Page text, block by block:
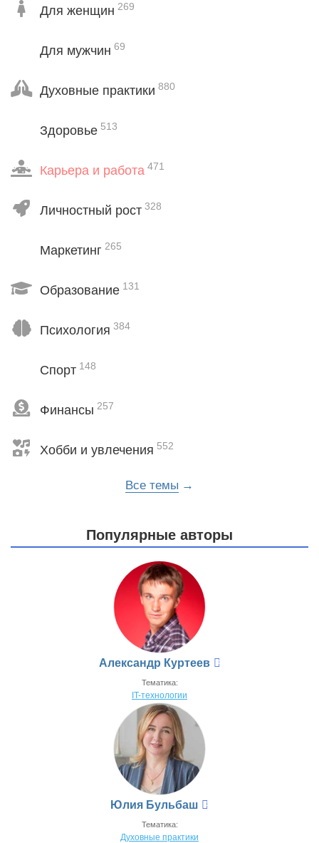
Для женщин 269
Для мужчин 69
Духовные практики 880
Здоровье 513
Карьера и работа 471
Личностный рост 328
Маркетинг 265
Образование 131
Психология 384
Спорт 148
Финансы 257
Хобби и увлечения 552
Все темы
Популярные авторы
Александр Куртеев
Тематика:
IT-технологии
Юлия Бульбаш
Тематика:
Духовные практики